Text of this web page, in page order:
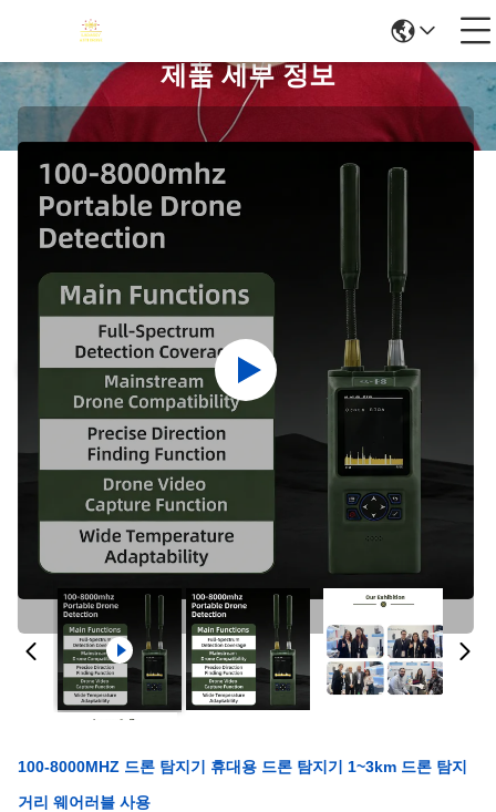
제품 세부 정보
100-8000MHZ 드론 탐지기 휴대용 드론 탐지기 1~3km 드론 탐지
거리 웨어러블 사용